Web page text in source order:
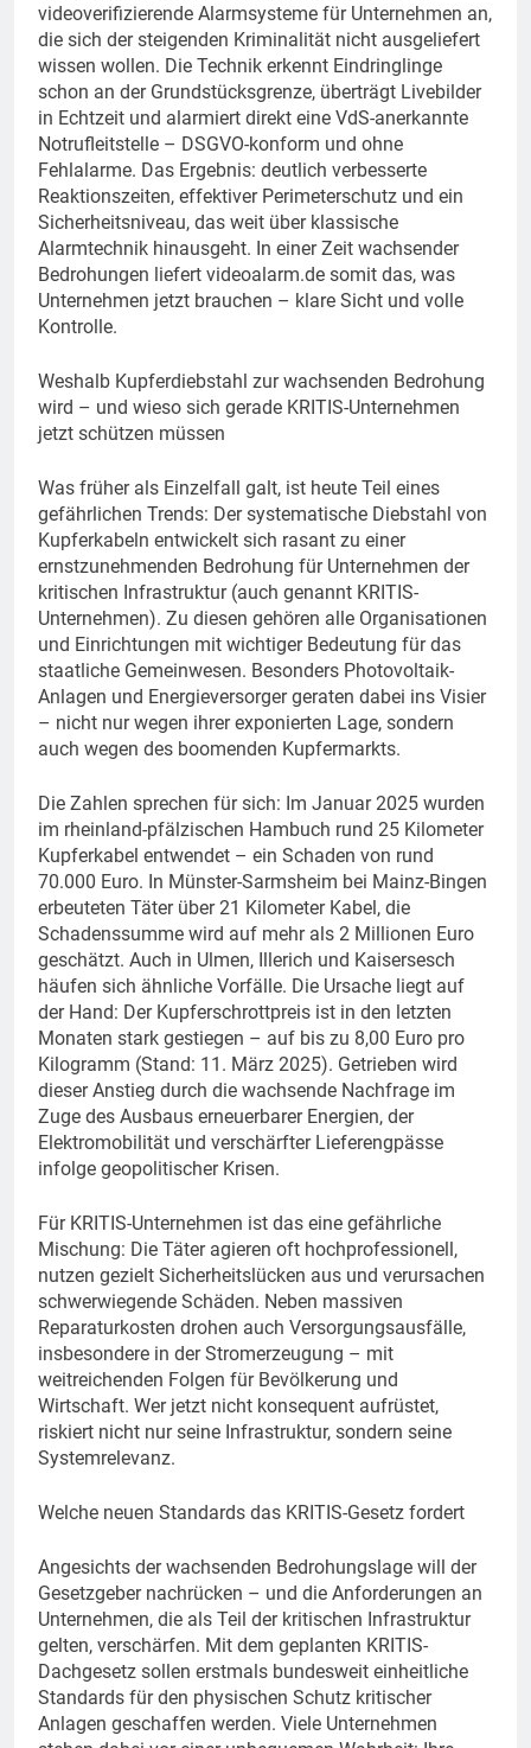
videoverifizierende Alarmsysteme für Unternehmen an,
die sich der steigenden Kriminalität nicht ausgeliefert
wissen wollen. Die Technik erkennt Eindringlinge
schon an der Grundstücksgrenze, überträgt Livebilder
in Echtzeit und alarmiert direkt eine VdS-anerkannte
Notrufleitstelle – DSGVO-konform und ohne
Fehlalarme. Das Ergebnis: deutlich verbesserte
Reaktionszeiten, effektiver Perimeterschutz und ein
Sicherheitsniveau, das weit über klassische
Alarmtechnik hinausgeht. In einer Zeit wachsender
Bedrohungen liefert videoalarm.de somit das, was
Unternehmen jetzt brauchen – klare Sicht und volle
Kontrolle.
Weshalb Kupferdiebstahl zur wachsenden Bedrohung
wird – und wieso sich gerade KRITIS-Unternehmen
jetzt schützen müssen
Was früher als Einzelfall galt, ist heute Teil eines
gefährlichen Trends: Der systematische Diebstahl von
Kupferkabeln entwickelt sich rasant zu einer
ernstzunehmenden Bedrohung für Unternehmen der
kritischen Infrastruktur (auch genannt KRITIS-
Unternehmen). Zu diesen gehören alle Organisationen
und Einrichtungen mit wichtiger Bedeutung für das
staatliche Gemeinwesen. Besonders Photovoltaik-
Anlagen und Energieversorger geraten dabei ins Visier
– nicht nur wegen ihrer exponierten Lage, sondern
auch wegen des boomenden Kupfermarkts.
Die Zahlen sprechen für sich: Im Januar 2025 wurden
im rheinland-pfälzischen Hambuch rund 25 Kilometer
Kupferkabel entwendet – ein Schaden von rund
70.000 Euro. In Münster-Sarmsheim bei Mainz-Bingen
erbeuteten Täter über 21 Kilometer Kabel, die
Schadenssumme wird auf mehr als 2 Millionen Euro
geschätzt. Auch in Ulmen, Illerich und Kaisersesch
häufen sich ähnliche Vorfälle. Die Ursache liegt auf
der Hand: Der Kupferschrottpreis ist in den letzten
Monaten stark gestiegen – auf bis zu 8,00 Euro pro
Kilogramm (Stand: 11. März 2025). Getrieben wird
dieser Anstieg durch die wachsende Nachfrage im
Zuge des Ausbaus erneuerbarer Energien, der
Elektromobilität und verschärfter Lieferengpässe
infolge geopolitischer Krisen.
Für KRITIS-Unternehmen ist das eine gefährliche
Mischung: Die Täter agieren oft hochprofessionell,
nutzen gezielt Sicherheitslücken aus und verursachen
schwerwiegende Schäden. Neben massiven
Reparaturkosten drohen auch Versorgungsausfälle,
insbesondere in der Stromerzeugung – mit
weitreichenden Folgen für Bevölkerung und
Wirtschaft. Wer jetzt nicht konsequent aufrüstet,
riskiert nicht nur seine Infrastruktur, sondern seine
Systemrelevanz.
Welche neuen Standards das KRITIS-Gesetz fordert
Angesichts der wachsenden Bedrohungslage will der
Gesetzgeber nachrücken – und die Anforderungen an
Unternehmen, die als Teil der kritischen Infrastruktur
gelten, verschärfen. Mit dem geplanten KRITIS-
Dachgesetz sollen erstmals bundesweit einheitliche
Standards für den physischen Schutz kritischer
Anlagen geschaffen werden. Viele Unternehmen